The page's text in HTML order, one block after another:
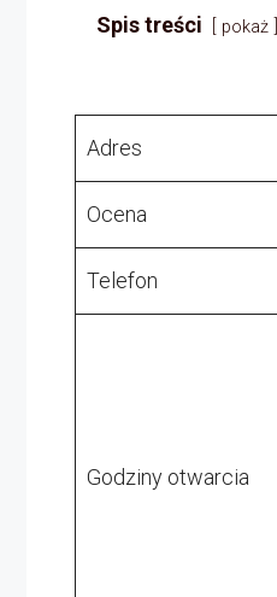
Spis treści pokaż
Adres
Ocena
Telefon
Godziny otwarcia